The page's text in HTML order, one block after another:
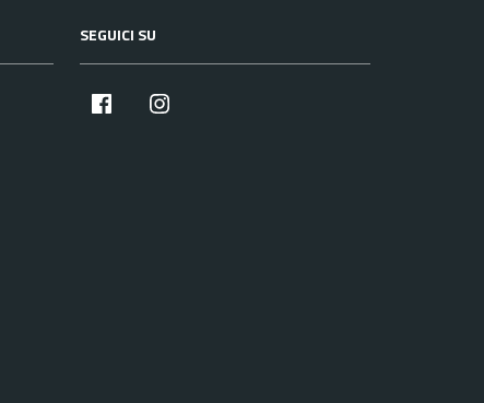
SEGUICI SU
facebook